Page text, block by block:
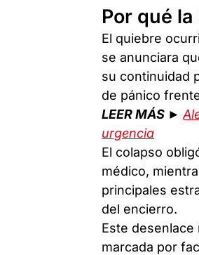
Por qué
El quiebre
se anunciara
su continuidad
de pánico
LEER MÁS ►
urgencia
El colapso
médico,
principales
del encierro.
Este
marcada por